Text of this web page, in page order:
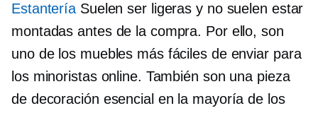
Estantería Suelen ser ligeras y no suelen estar
montadas antes de la compra. Por ello, son
uno de los muebles más fáciles de enviar para
los minoristas online. También son una pieza
de decoración esencial en la mayoría de los